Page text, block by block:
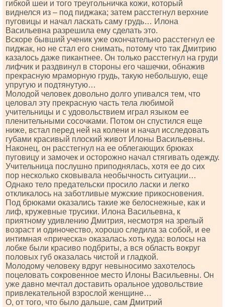
гибкой шеи и того треугольничка кожи, который
виднелся из – под пиджака; затем расстегнул верхние
пуговицы и начал ласкать саму грудь… Илона
Васильевна разрешила ему сделать это.
Вскоре бывший ученик уже окончательно расстегнул ее
пиджак, но не стал его снимать, потому что так Дмитрию
казалось даже пикантнее. Он только расстегнул на груди
лифчик и раздвинул в стороны его чашечки, обнажив
прекрасную мраморную грудь, такую небольшую, еще
упругую и подтянутую…
Молодой человек довольно долго упивался тем, что
целовал эту прекрасную часть тела любимой
yчительницы и с удовольствием играл языком ее
пленительными сосочками. Потом он спустился еще
ниже, встал перед ней на колени и начал исследовать
губами красивый плоский живот Илоны Васильевны.
Наконец, он расстегнул на ее облегающих брюках
пуговицу и замочек и осторожно начал стягивать одежду.
Учительница послушно приподнялась, хотя ее до сих
пор несколько сковывала необычность ситуации…
Однако тело предательски просило ласки и легко
откликалось на заботливые мужские прикосновения.
Под брюками оказались такие же белоснежные, как и
лиф, кружевные трусики. Илона Васильевна, к
приятному удивлению Дмитрия, несмотря на зрелый
возраст и одиночество, хорошо следила за собой, и ее
интимная «прическа» оказалась хоть куда: волосы на
лобке были красиво подбриты, а вся область вокруг
половых губ оказалась чистой и гладкой.
Молодому человеку вдруг невыносимо захотелось
поцеловать сокровенное место Илоны Васильевны. Он
уже давно мечтал доставить оральное удовольствие
привлекательной взрослой женщине…
О, от того, что было дальше, сам Дмитрий